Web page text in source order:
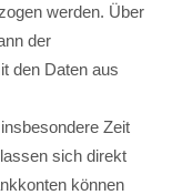
werden. Über
der
den Daten aus
Zeit
sich direkt
können